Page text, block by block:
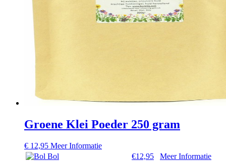
Groene Klei Poeder 250 gram
€ 12,95 Meer Informatie
Bol
€12,95
Meer Informatie